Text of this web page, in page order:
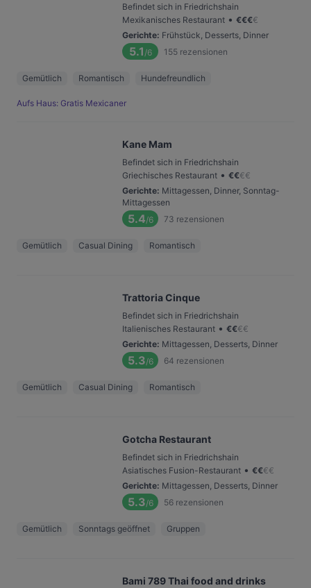
Befindet sich in Friedrichshain
Mexikanisches Restaurant • €€€€
Gerichte: Frühstück, Desserts, Dinner
5.1 /6 155 rezensionen
Gemütlich Romantisch Hundefreundlich
Aufs Haus: Gratis Mexicaner
Kane Mam
Befindet sich in Friedrichshain
Griechisches Restaurant • €€€€
Gerichte: Mittagessen, Dinner, Sonntag-
Mittagessen
5.4/6 73 rezensionen
Gemütlich Casual Dining Romantisch
Trattoria Cinque
Befindet sich in Friedrichshain
Italienisches Restaurant • €€€€
Gerichte: Mittagessen, Desserts, Dinner
5.3/6 64 rezensionen
Gemütlich Casual Dining Romantisch
Gotcha Restaurant
Befindet sich in Friedrichshain
Asiatisches Fusion-Restaurant • €€€€
Gerichte: Mittagessen, Desserts, Dinner
5.3/6 56 rezensionen
Gemütlich Sonntags geöffnet Gruppen
Bami 789 Thai food and drinks